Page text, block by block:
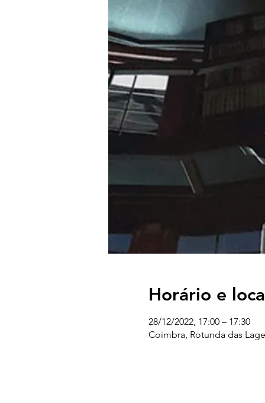
Horário e local
28/12/2022, 17:00 – 17:30
Coimbra, Rotunda das